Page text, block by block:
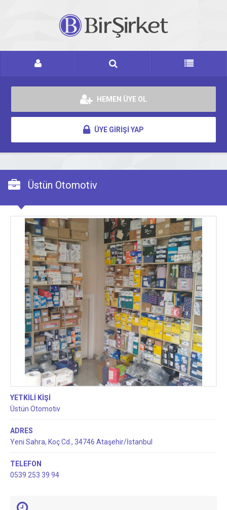
HEMEN ÜYE OL
ÜYE GİRİŞİ YAP
Üstün Otomotiv
YETKİLİ KİŞİ
Üstün Otomotiv
ADRES
Yeni Sahra, Koç Cd., 34746 Ataşehir/İstanbul
TELEFON
0539 253 39 94